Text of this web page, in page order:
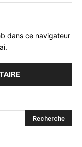
dans ce navigateur